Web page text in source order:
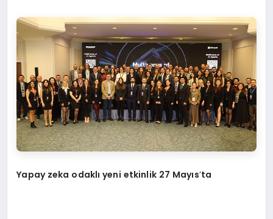
Yapay zeka odaklı yeni etkinlik 27 Mayıs’ta